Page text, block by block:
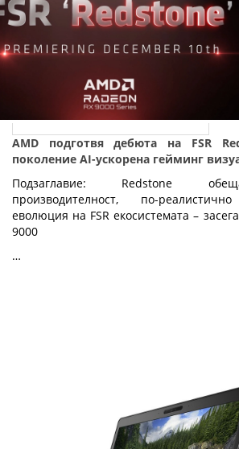
AMD подготвя дебюта на FSR
поколение AI-ускорена гейминг
Подзаглавие: Redstone
производителност, по-
еволюция на FSR екосистемата –
9000
…